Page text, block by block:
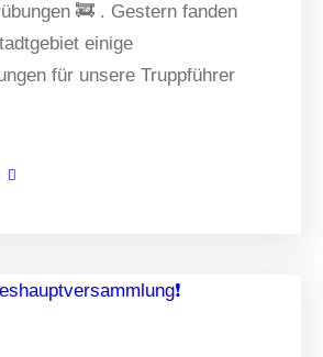
🚒 . Gestern fanden
einige
für unsere Truppführer